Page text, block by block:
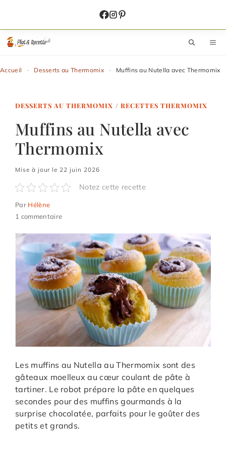
contenu
Accueil - Desserts au Thermomix - Muffins au Nutella avec Thermomix
DESSERTS AU THERMOMIX / RECETTES THERMOMIX
Muffins au Nutella avec
Thermomix
Mise à jour le 22 juin 2026
Notez cette recette
Par Hélène
1 commentaire
Les muffins au Nutella au Thermomix sont des
gâteaux moelleux au cœur coulant de pâte à
tartiner. Le robot prépare la pâte en quelques
secondes pour des muffins gourmands à la
surprise chocolatée, parfaits pour le goûter des
petits et grands.